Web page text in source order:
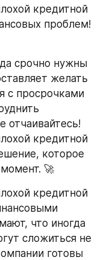
кредитной
проблем!
срочно нужны
желать
с просрочками
отчаивайтесь!
кредитной
которое
🚀
кредитной
что иногда
сложиться не
готовы